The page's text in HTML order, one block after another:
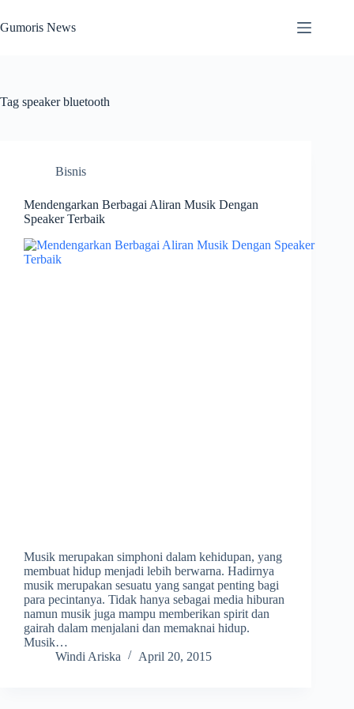
to
content
Gumoris News
Tag speaker bluetooth
Bisnis
Mendengarkan Berbagai Aliran Musik Dengan
Speaker Terbaik
Musik merupakan simphoni dalam kehidupan, yang
membuat hidup menjadi lebih berwarna. Hadirnya
musik merupakan sesuatu yang sangat penting bagi
para pecintanya. Tidak hanya sebagai media hiburan
namun musik juga mampu memberikan spirit dan
gairah dalam menjalani dan memaknai hidup.
Musik…
Windi Ariska
April 20, 2015